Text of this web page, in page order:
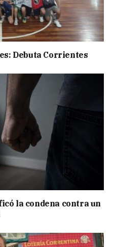
Debuta Corrientes
la condena contra un